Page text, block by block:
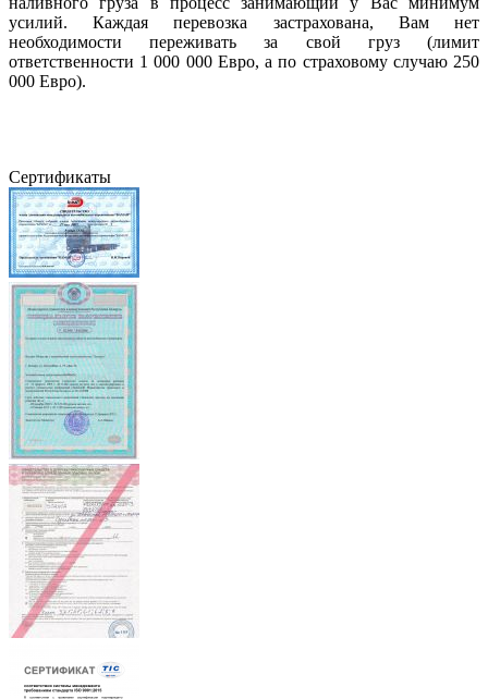
усилий. Каждая перевозка застрахована, Вам нет
необходимости переживать за свой груз (лимит
ответственности 1 000 000 Евро, а по страховому случаю 250
000 Евро).
Сертификаты